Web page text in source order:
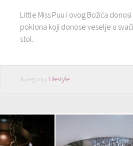
Little Miss Puu i ovog Božića
poklona koji donose veselje u
stol.
Kategorija Lifestyle